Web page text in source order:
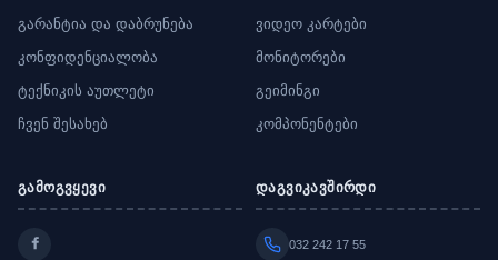
გარანტია და დაბრუნება
კონფიდენციალობა
ტექნიკის აუთლეტი
ჩვენ შესახებ
ვიდეო კარტები
მონიტორები
გეიმინგი
კომპონენტები
გამოგვყევი დაგვიკავშირდი
032 242 17 55